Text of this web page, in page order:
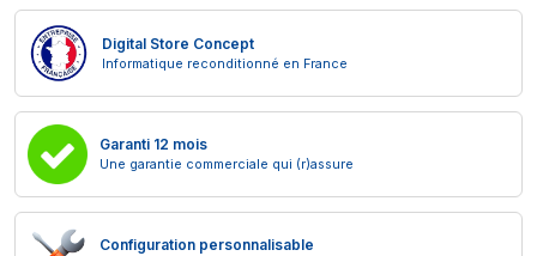
Digital Store Concept
Informatique reconditionné en France
Garanti 12 mois
Une garantie commerciale qui (r)assure
Configuration personnalisable